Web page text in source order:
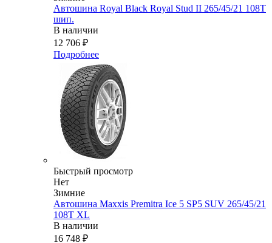
Автошина Royal Black Royal Stud II 265/45/21 108T
шип.
В наличии
12 706 ₽
Подробнее
Быстрый просмотр
Нет
Зимние
Автошина Maxxis Premitra Ice 5 SP5 SUV 265/45/21
108T XL
В наличии
16 748 ₽